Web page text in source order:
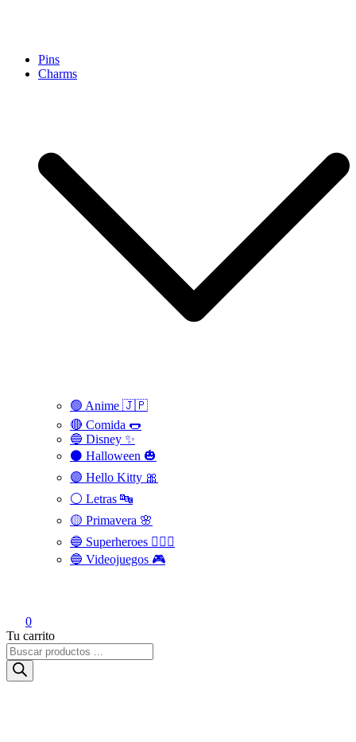
Pinpollo Store
Pins
Charms
🟢 Anime 🇯🇵
🔴 Comida 🌭
🔵 Disney ✨
⚫ Halloween 🎃
🟣 Hello Kitty 🎀
⚪️ Letras 🔤
🟡 Primavera 🌸
🔵 Superheroes 🦸🏻‍♂️
🔵 Videojuegos 🎮
0
Tu carrito
Búsqueda
de
productos